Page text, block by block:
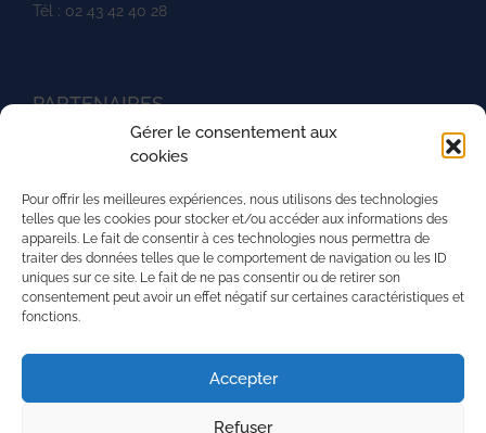
Gérer le consentement aux
cookies
Pour offrir les meilleures expériences, nous utilisons des technologies
telles que les cookies pour stocker et/ou accéder aux informations des
appareils. Le fait de consentir à ces technologies nous permettra de
traiter des données telles que le comportement de navigation ou les ID
uniques sur ce site. Le fait de ne pas consentir ou de retirer son
consentement peut avoir un effet négatif sur certaines caractéristiques et
fonctions.
Accepter
Refuser
Tél : 02 43 42 40 28
PARTENAIRES
L'aventure du vivant
La Mission Locale de l'agglomération mancelle
La région Pays de la Loire
PRH - Pôle Régional du Handicap
Superforma